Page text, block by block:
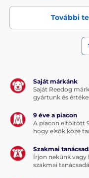
További
Saját márkánk
Saját Reedog
gyártunk és
9 éve a piacon
A piacon eltöltött
hogy elsők közé
Szakmai
Írjon nekünk vagy
szakmai